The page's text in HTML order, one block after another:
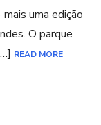
uma edição
O parque
READ MORE